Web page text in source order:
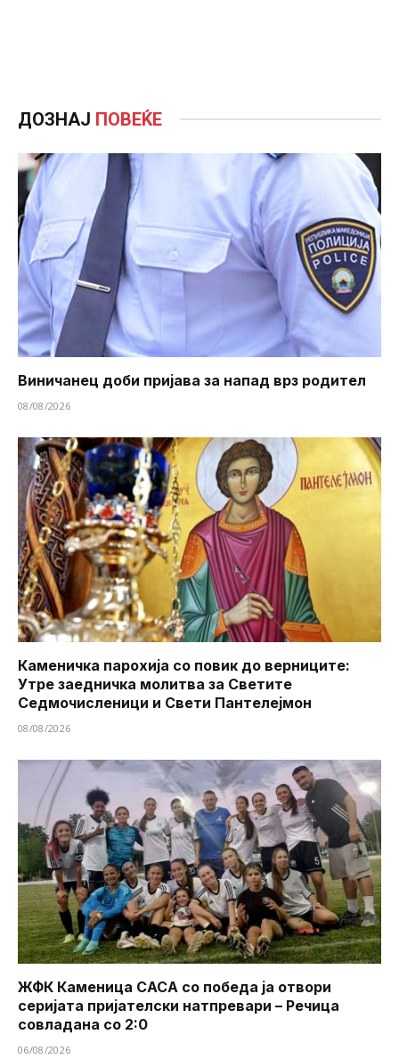
ДОЗНАЈ ПОВЕЌЕ
Виничанец доби пријава за напад врз родител
08/08/2026
Каменичка парохија со повик до верниците:
Утре заедничка молитва за Светите
Седмочисленици и Свети Пантелејмон
08/08/2026
ЖФК Каменица САСА со победа ја отвори
серијата пријателски натпревари – Речица
совладана со 2:0
06/08/2026